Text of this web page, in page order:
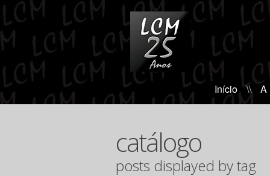
Início \\ A
catálogo
posts displayed by tag